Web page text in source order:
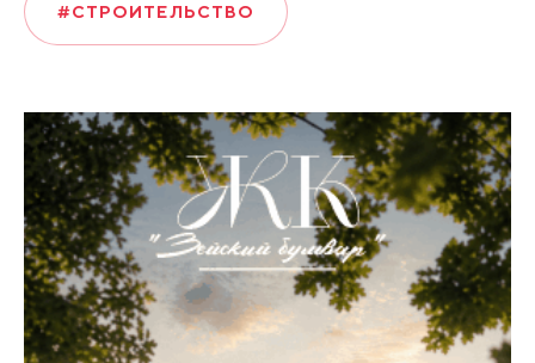
#СТРОИТЕЛЬСТВО